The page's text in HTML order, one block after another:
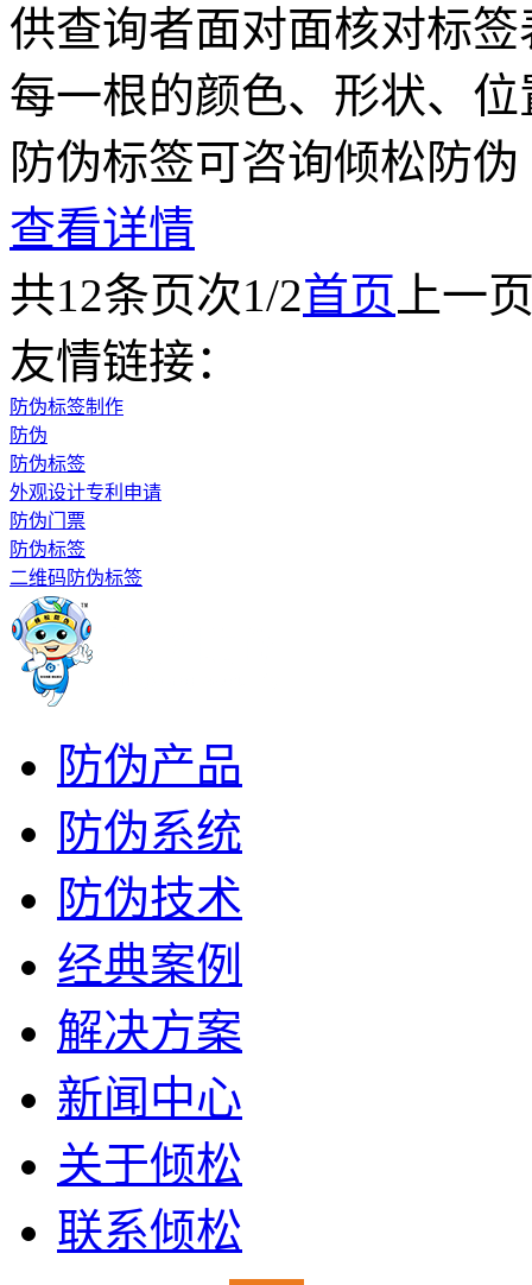
供查询者面对面核对标
每一根的颜色、形状、
防伪标签可咨询倾松防伪
查看详情
共12条页次1/2首页 上一
友情链接：
防伪标签制作
防伪
防伪标签
外观设计专利申请
防伪门票
防伪标签
二维码防伪标签
防伪产品
防伪系统
防伪技术
经典案例
解决方案
新闻中心
关于倾松
联系倾松